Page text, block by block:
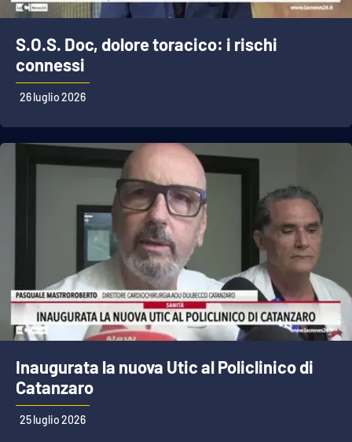
S.O.S. Doc, dolore toracico: i rischi
connessi
26 luglio 2026
Inaugurata la nuova Utic al Policlinico di
Catanzaro
25 luglio 2026